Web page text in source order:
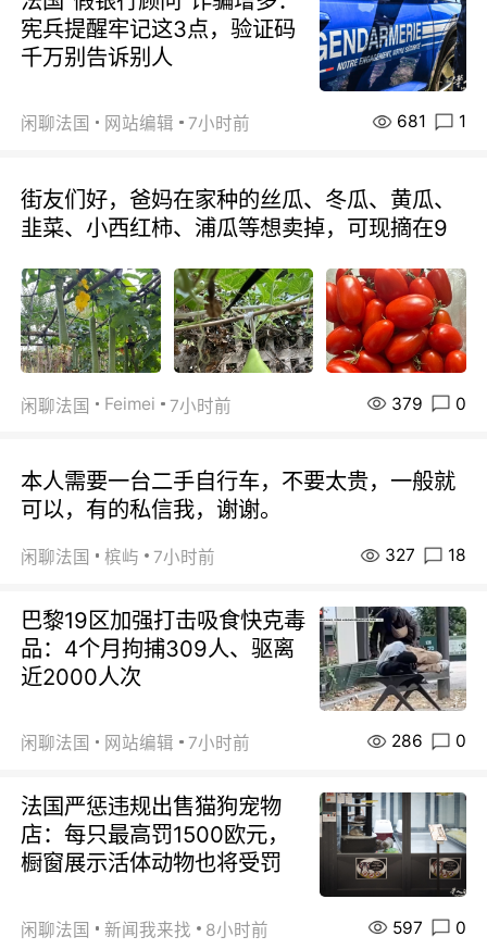
宪兵提醒牢记这3点，验证码
千万别告诉别人
闲聊法国 网站编辑 7小时前 681 1
街友们好，爸妈在家种的丝瓜、冬瓜、黄瓜、
韭菜、小西红柿、浦瓜等想卖掉，可现摘在9
闲聊法国 Feimei 7小时前 379 0
本人需要一台二手自行车，不要太贵，一般就
可以，有的私信我，谢谢。
闲聊法国 槟屿 7小时前 327 18
巴黎19区加强打击吸食快克毒
品：4个月拘捕309人、驱离
近2000人次
闲聊法国 网站编辑 7小时前 286 0
法国严惩违规出售猫狗宠物
店：每只最高罚1500欧元，
橱窗展示活体动物也将受罚
闲聊法国 新闻我来找 8小时前 597 0